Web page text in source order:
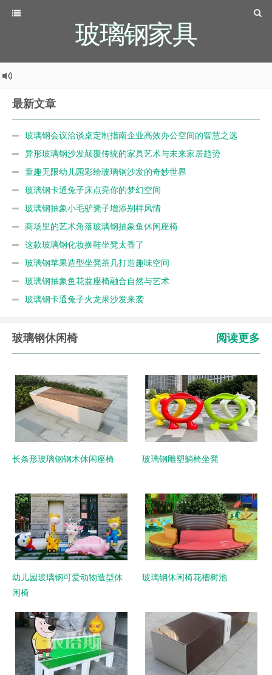
玻璃钢家具
最新文章
玻璃钢会议洽谈桌定制指南企业高效办公空间的智慧之选
异形玻璃钢沙发颠覆传统的家具艺术与未来家居趋势
童趣无限幼儿园彩绘玻璃钢沙发的奇妙世界
玻璃钢卡通兔子床点亮你的梦幻空间
玻璃钢抽象小毛驴凳子增添别样风情
商场里的艺术角落玻璃钢抽象鱼休闲座椅
这款玻璃钢化妆换鞋坐凳太香了
玻璃钢苹果造型坐凳茶几打造趣味空间
玻璃钢抽象鱼花盆座椅融合自然与艺术
玻璃钢卡通兔子火龙果沙发来袭
玻璃钢休闲椅 阅读更多
长条形玻璃钢钢木休闲座椅 玻璃钢雕塑躺椅坐凳
幼儿园玻璃钢可爱动物造型休
闲椅
玻璃钢休闲椅花槽树池